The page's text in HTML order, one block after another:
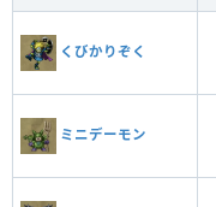
くびかりぞく
ミニデーモン